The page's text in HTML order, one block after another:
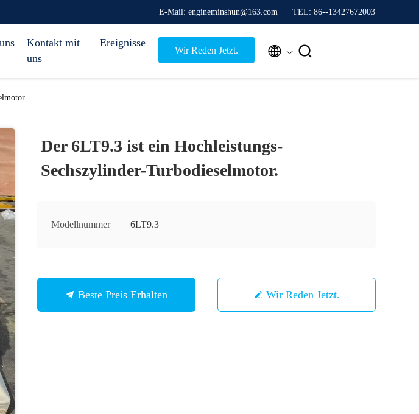
E-Mail: engineminshun@163.com TEL: 86--13427672003
Kontakt mit
uns
Ereignisse
Wir Reden Jetzt.  
Der 6LT9.3 ist ein Hochleistungs-
Sechszylinder-Turbodieselmotor.
Modellnummer 6LT9.3
Beste Preis Erhalten Wir Reden Jetzt.